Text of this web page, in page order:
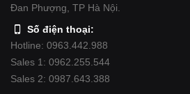
Đan Phượng, TP Hà Nội.
Số điện thoại:
Hotline: 0963.442.988
Sales 1: 0962.255.544
Sales 2: 0987.643.388